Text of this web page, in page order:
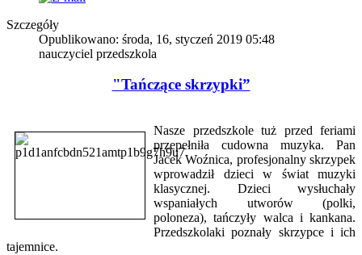
Szczegóły
Opublikowano: środa, 16, styczeń 2019 05:48
nauczyciel przedszkola
"Tańczące skrzypki”
Nasze przedszkole tuż przed feriami
przepełniła cudowna muzyka. Pan
Jacek Woźnica, profesjonalny skrzypek
wprowadził dzieci w świat muzyki
klasycznej. Dzieci wysłuchały
wspaniałych utworów (polki,
poloneza), tańczyły walca i kankana.
Przedszkolaki poznały skrzypce i ich
tajemnice.